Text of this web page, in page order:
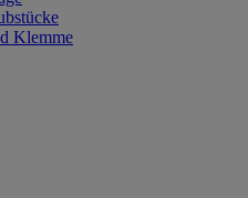
Klemme